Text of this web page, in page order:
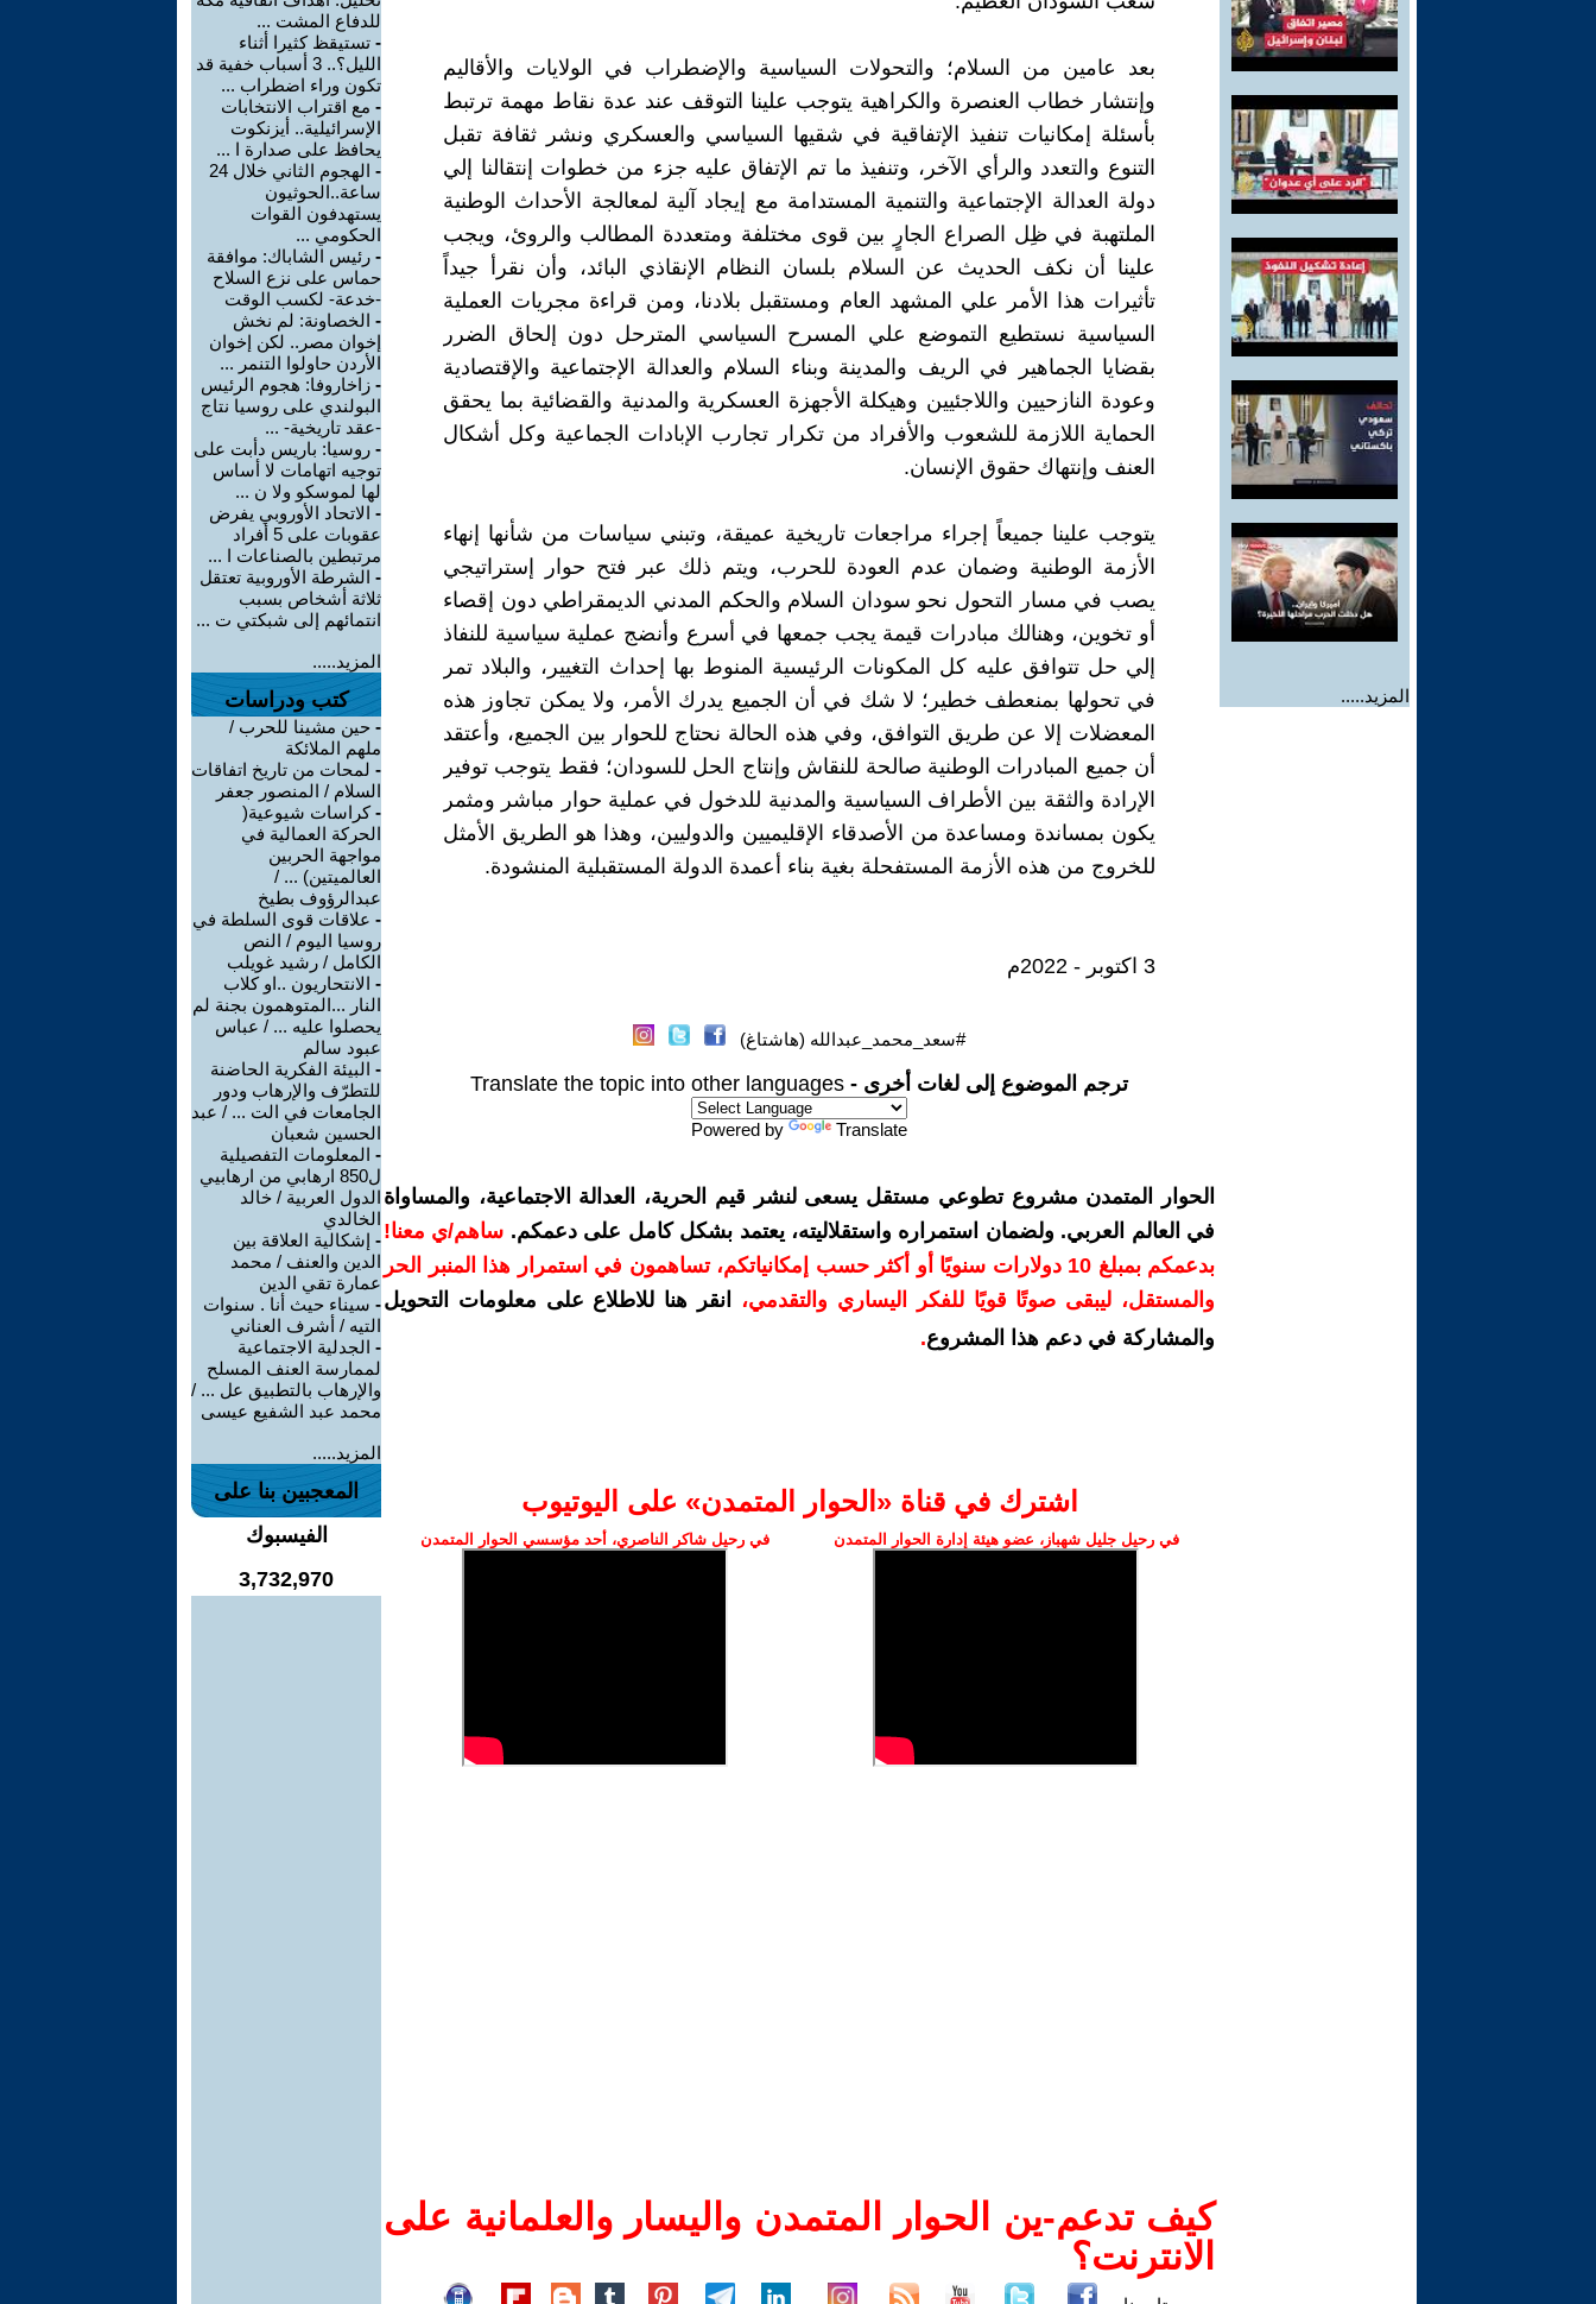
المزيد.....
بعد عامين من السلام؛ والتحولات السياسية والإضطراب في الولايات والأقاليم
وإنتشار خطاب العنصرة والكراهية يتوجب علينا التوقف عند عدة نقاط مهمة ترتبط
بأسئلة إمكانيات تنفيذ الإتفاقية في شقيها السياسي والعسكري ونشر ثقافة تقبل
التنوع والتعدد والرأي الآخر، وتنفيذ ما تم الإتفاق عليه جزء من خطوات إنتقالنا إلي
دولة العدالة الإجتماعية والتنمية المستدامة مع إيجاد آلية لمعالجة الأحداث الوطنية
الملتهبة في ظِل الصراع الجارٍ بين قوى مختلفة ومتعددة المطالب والروئ، ويجب
علينا أن نكف الحديث عن السلام بلسان النظام الإنقاذي البائد، وأن نقرأ جيداً
تأثيرات هذا الأمر علي المشهد العام ومستقبل بلادنا، ومن قراءة مجريات العملية
السياسية نستطيع التموضع علي المسرح السياسي المترحل دون إلحاق الضرر
بقضايا الجماهير في الريف والمدينة وبناء السلام والعدالة الإجتماعية والإقتصادية
وعودة النازحيين واللاجئيين وهيكلة الأجهزة العسكرية والمدنية والقضائية بما يحقق
الحماية اللازمة للشعوب والأفراد من تكرار تجارب الإبادات الجماعية وكل أشكال
العنف وإنتهاك حقوق الإنسان.
يتوجب علينا جميعاً إجراء مراجعات تاريخية عميقة، وتبني سياسات من شأنها إنهاء
الأزمة الوطنية وضمان عدم العودة للحرب، ويتم ذلك عبر فتح حوار إستراتيجي
يصب في مسار التحول نحو سودان السلام والحكم المدني الديمقراطي دون إقصاء
أو تخوين، وهنالك مبادرات قيمة يجب جمعها في أسرع وأنضج عملية سياسية للنفاذ
إلي حل تتوافق عليه كل المكونات الرئيسية المنوط بها إحداث التغيير، والبلاد تمر
في تحولها بمنعطف خطير؛ لا شك في أن الجميع يدرك الأمر، ولا يمكن تجاوز هذه
المعضلات إلا عن طريق التوافق، وفي هذه الحالة نحتاج للحوار بين الجميع، وأعتقد
أن جميع المبادرات الوطنية صالحة للنقاش وإنتاج الحل للسودان؛ فقط يتوجب توفير
الإرادة والثقة بين الأطراف السياسية والمدنية للدخول في عملية حوار مباشر ومثمر
يكون بمساندة ومساعدة من الأصدقاء الإقليميين والدوليين، وهذا هو الطريق الأمثل
للخروج من هذه الأزمة المستفحلة بغية بناء أعمدة الدولة المستقبلية المنشودة.
3 اكتوبر - 2022م
#سعد_محمد_عبدالله (هاشتاغ)
ترجم الموضوع إلى لغات أخرى - Translate the topic into other languages
Powered by Translate
الحوار المتمدن مشروع تطوعي مستقل يسعى لنشر قيم الحرية، العدالة الاجتماعية، والمساواة
في العالم العربي. ولضمان استمراره واستقلاليته، يعتمد بشكل كامل على دعمكم. ساهم/ي معنا!
بدعمكم بمبلغ 10 دولارات سنويًا أو أكثر حسب إمكانياتكم، تساهمون في استمرار هذا المنبر الحر
والمستقل، ليبقى صوتًا قويًا للفكر اليساري والتقدمي،
انقر هنا للاطلاع على معلومات التحويل
والمشاركة في دعم هذا المشروع.
اشترك في قناة ‫«الحوار المتمدن» على اليوتيوب
في رحيل جليل شهباز، عضو هيئة إدارة الحوار المتمدن في رحيل شاكر الناصري، أحد مؤسسي الحوار المتمدن
كيف تدعم-ين الحوار المتمدن واليسار والعلمانية على
الانترنت؟
للدفاع المشت ...
- تستيقظ كثيرا أثناء
الليل؟.. 3 أسباب خفية قد
تكون وراء اضطراب ...
- مع اقتراب الانتخابات
الإسرائيلية.. أيزنكوت
يحافظ على صدارة ا ...
-
الهجوم الثاني خلال 24
ساعة..الحوثيون
يستهدفون القوات
الحكومي ...
- رئيس الشاباك: موافقة
حماس على نزع السلاح
-خدعة- لكسب الوقت
- الخصاونة: لم نخش
إخوان مصر.. لكن إخوان
الأردن حاولوا التنمر ...
- زاخاروفا: هجوم الرئيس
البولندي على روسيا نتاج
-عقد تاريخية- ...
- روسيا: باريس دأبت على
توجيه اتهامات لا أساس
لها لموسكو ولا ن ...
- الاتحاد الأوروبي يفرض
عقوبات على 5 أفراد
مرتبطين بالصناعات ا ...
- الشرطة الأوروبية تعتقل
ثلاثة أشخاص بسبب
انتمائهم إلى شبكتي ت ...
المزيد.....
كتب ودراسات
- حين مشينا للحرب /
ملهم الملائكة
- لمحات من تاريخ اتفاقات
السلام / المنصور جعفر
-كراسات شيوعية(
الحركة العمالية في
مواجهة الحربين
العالميتين) ... /
عبدالرؤوف بطيخ
- علاقات قوى السلطة في
روسيا اليوم / النص
الكامل / رشيد غويلب
- الانتحاريون ..او كلاب
النار ...المتوهمون بجنة لم
يحصلوا عليه ... / عباس
عبود سالم
- البيئة الفكرية الحاضنة
للتطرّف والإرهاب ودور
الجامعات في الت ... / عبد
الحسين شعبان
- المعلومات التفصيلية
ل850 ارهابي من ارهابيي
الدول العربية / خالد
الخالدي
- إشكالية العلاقة بين
الدين والعنف / محمد
عمارة تقي الدين
- سيناء حيث أنا . سنوات
التيه / أشرف العناني
- الجدلية الاجتماعية
لممارسة العنف المسلح
والإرهاب بالتطبيق عل ... /
محمد عبد الشفيع عيسى
المزيد.....
المعجبين بنا على
الفيسبوك
3,732,970